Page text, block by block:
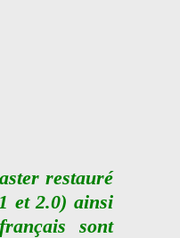
restauré
et 2.0) ainsi
sont